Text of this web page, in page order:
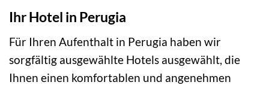
Ihr Hotel in Perugia
Für Ihren Aufenthalt in Perugia haben wir
sorgfältig ausgewählte Hotels ausgewählt, die
Ihnen einen komfortablen und angenehmen